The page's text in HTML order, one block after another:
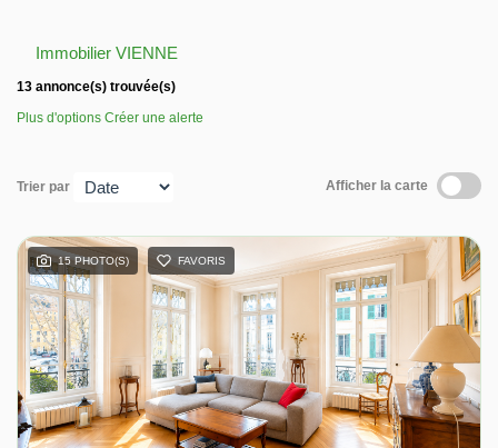
Nos avis
Contact
Immobilier VIENNE
13 annonce(s) trouvée(s)
Plus d'options Créer une alerte
Trier par Afficher la carte
15 PHOTO(S) FAVORIS